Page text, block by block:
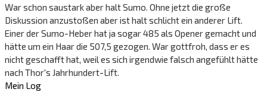
War schon saustark aber halt Sumo. Ohne jetzt die große
Diskussion anzustoßen aber ist halt schlicht ein anderer Lift.
Einer der Sumo-Heber hat ja sogar 485 als Opener gemacht und
hätte um ein Haar die 507,5 gezogen. War gottfroh, dass er es
nicht geschafft hat, weil es sich irgendwie falsch angefühlt hätte
nach Thor's Jahrhundert-Lift.
Mein Log